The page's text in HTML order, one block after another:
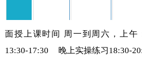
面授上课时间 周一到周六，上午
13:30-17:30
晚上实操练习18:30-